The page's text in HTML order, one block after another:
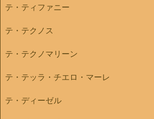
テ・ティファニー
テ・テクノス
テ・テクノマリーン
テ・テッラ・チエロ・マーレ
テ・ディーゼル